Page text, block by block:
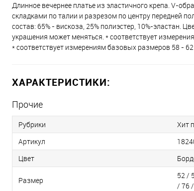
Длинное вечернее платье из эластичного крепа. V-
складками по талии и разрезом по центру передней
состав: 65% - вискоза, 25% полиэстер, 10%-эластан.
украшения может меняться. * соответствует
* соответствует измерениям базовых размеров 58 - 62
ХАРАКТЕРИСТИКИ:
Прочие
Рубрики
Хит
Артикул
Цвет
Размер
52 /
/ 76